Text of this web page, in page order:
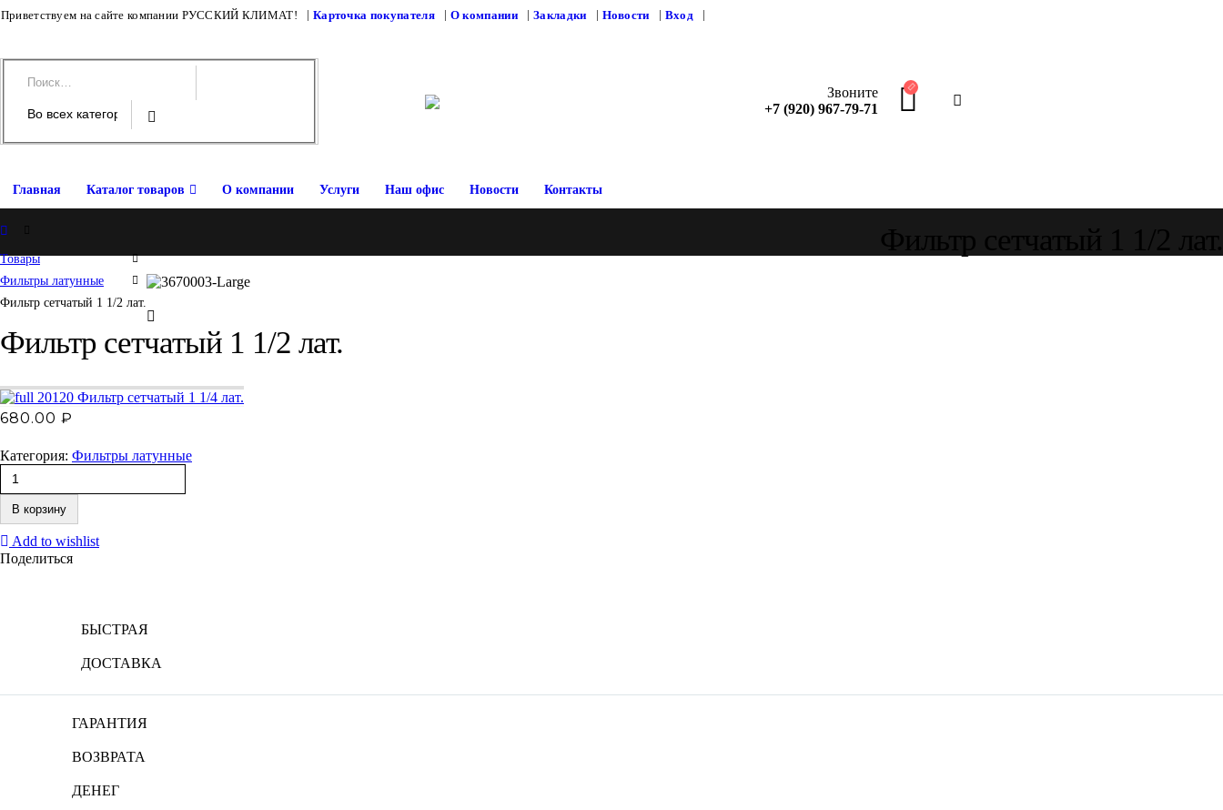
Приветствуем на сайте компании РУССКИЙ КЛИМАТ! | Карточка покупателя О компании Закладки Новости Вход
Звоните
+7 (920) 967-79-71
Главная Каталог товаров О компании Услуги Наш офис Новости Контакты
Товары
Фильтры латунные
Фильтр сетчатый 1 1/2 лат.
Фильтр сетчатый 1 1/2 лат.
Фильтр сетчатый 1 1/4 лат.
680.00 ₽
Категория: Фильтры латунные
В корзину
Add to wishlist
Поделиться
БЫСТРАЯ
ДОСТАВКА
ГАРАНТИЯ
ВОЗВРАТА
ДЕНЕГ